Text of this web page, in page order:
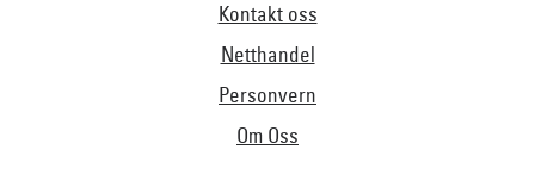
Kontakt oss
Netthandel
Personvern
Om Oss